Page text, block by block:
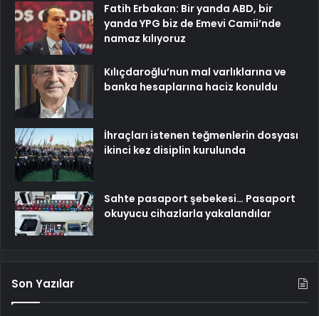
Fatih Erbakan: Bir yanda ABD, bir
yanda YPG biz de Emevi Camii’nde
namaz kılıyoruz
Kılıçdaroğlu’nun mal varlıklarına ve
banka hesaplarına haciz konuldu
İhraçları istenen teğmenlerin dosyası
ikinci kez disiplin kurulunda
Sahte pasaport şebekesi… Pasaport
okuyucu cihazlarla yakalandılar
Son Yazılar